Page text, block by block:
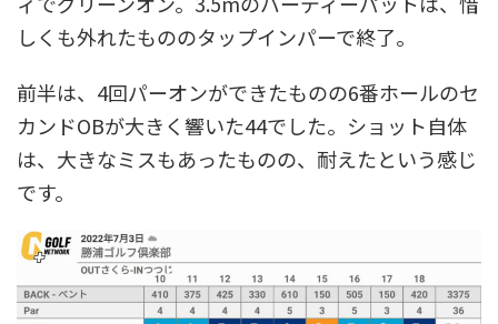
しくも外れたもののタップインパーで終了。
前半は、4回パーオンができたものの6番ホールのセ
カンドOBが大きく響いた44でした。ショット自体
は、大きなミスもあったものの、耐えたという感じ
です。